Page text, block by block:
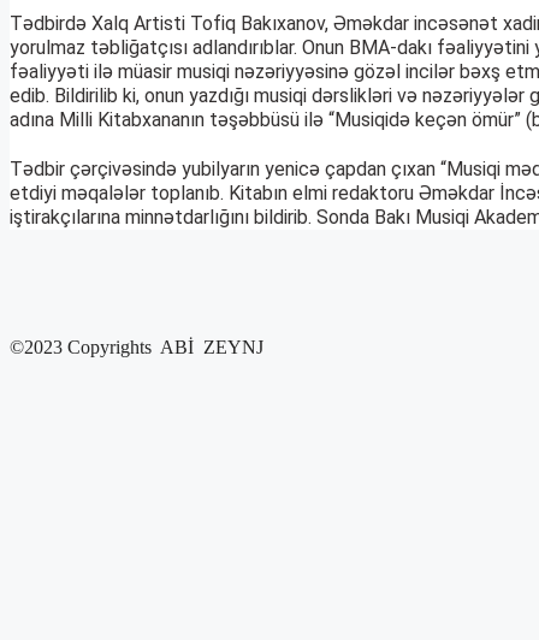
Tədbirdə Xalq Artisti Tofiq Bakıxanov, Əməkdar incəsənət
yorulmaz təbliğatçısı adlandırıblar. Onun BMA-dakı
fəaliyyəti ilə müasir musiqi nəzəriyyəsinə gözəl incilər bəxş
edib. Bildirilib ki, onun yazdığı musiqi dərslikləri və
adına Milli Kitabxananın təşəbbüsü ilə “Musiqidə keçən
Tədbir çərçivəsində yubilyarın yenicə çapdan çıxan “Musiqi
etdiyi məqalələr toplanıb. Kitabın elmi redaktoru Əməkdar
iştirakçılarına minnətdarlığını bildirib. Sonda Bakı Musiqi
©2023 Copyrights ABİ ZEYNJ